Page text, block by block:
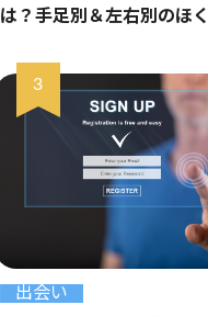
は？手足別＆左右別のほ
出会い